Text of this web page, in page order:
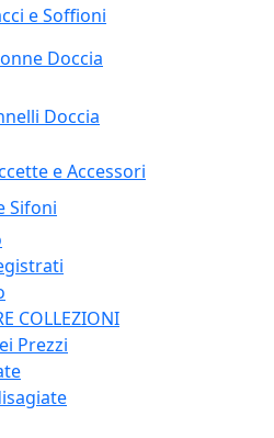
e Soffioni
Doccia
Doccia
e Accessori
Sifoni
COLLEZIONI
Prezzi